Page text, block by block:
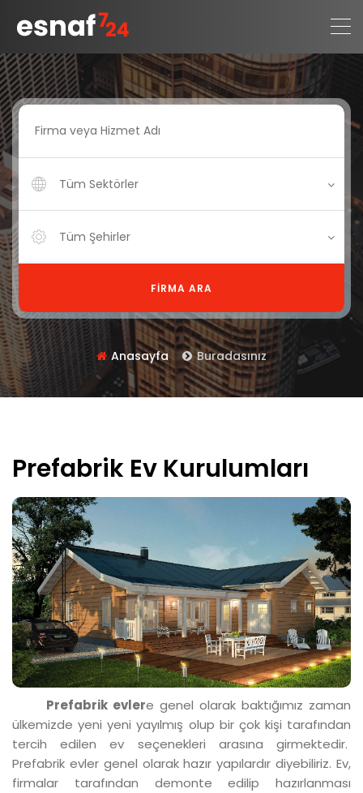
Tüm Sektörler
Tüm Şehirler
FIRMA ARA
Anasayfa Buradasınız
Prefabrik Ev Kurulumları
Prefabrik evlere genel olarak baktığımız zaman
ülkemizde yeni yeni yayılmış olup bir çok kişi tarafından
tercih edilen ev seçenekleri arasına girmektedir.
Prefabrik evler genel olarak hazır yapılardır diyebiliriz. Ev,
firmalar tarafından demonte edilip hazırlanması